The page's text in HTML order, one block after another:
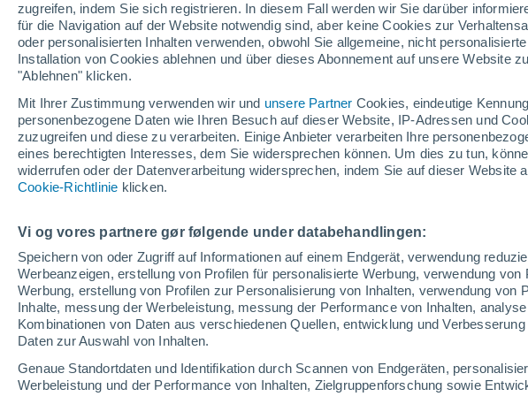
zugreifen, indem Sie sich registrieren. In diesem Fall werden wir Sie darüber
für die Navigation auf der Website notwendig sind, aber keine Cookies zur
oder personalisierten Inhalten verwenden, obwohl Sie allgemeine, nicht
Installation von Cookies ablehnen und über dieses Abonnement auf unsere Website
"Ablehnen" klicken.
Mit Ihrer Zustimmung verwenden wir und unsere Partner Cookies, eindeutige
personenbezogene Daten wie Ihren Besuch auf dieser Website, IP-Adressen und
zuzugreifen und diese zu verarbeiten. Einige Anbieter verarbeiten Ihre
eines berechtigten Interesses, dem Sie widersprechen können. Um dies zu tun,
widerrufen oder der Datenverarbeitung widersprechen, indem Sie auf dieser Website
Cookie-Richtlinie klicken.
Vi og vores partnere gør følgende under databehandlingen:
Speichern von oder Zugriff auf Informationen auf einem Endgerät, verwendung
Werbeanzeigen, erstellung von Profilen für personalisierte Werbung, verwendung
Werbung, erstellung von Profilen zur Personalisierung von Inhalten, verwendung von
Inhalte, messung der Werbeleistung, messung der Performance von Inhalten,
Kombinationen von Daten aus verschiedenen Quellen, entwicklung und
Daten zur Auswahl von Inhalten.
Genaue Standortdaten und Identifikation durch Scannen von Endgeräten,
Werbeleistung und der Performance von Inhalten, Zielgruppenforschung sowie
Riesige Hagelkörner verursachen
Grande do Sul, Brasilien
Die Hagelstürme haben erhebliche Sachschäden verursacht: Hunderte
beschädigt und Ernten vernichtet.
Video